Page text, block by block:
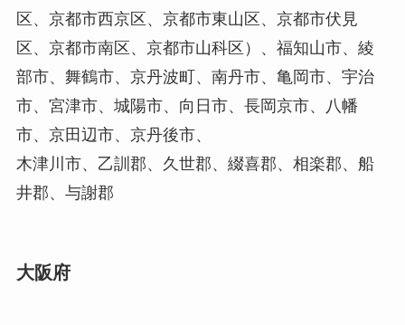
区、京都市西京区、京都市東山区、京都市伏見
区、京都市南区、京都市山科区）、福知山市、綾
部市、舞鶴市、京丹波町、南丹市、亀岡市、宇治
市、宮津市、城陽市、向日市、長岡京市、八幡
市、京田辺市、京丹後市、
木津川市、乙訓郡、久世郡、綴喜郡、相楽郡、船
井郡、与謝郡
大阪府